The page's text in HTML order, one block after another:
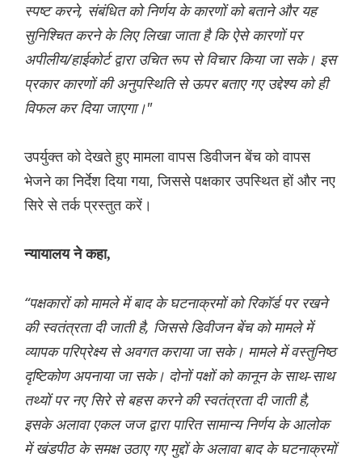
स्पष्ट करने, संबंधित को निर्णय के कारणों को बताने और यह
सुनिश्चित करने के लिए लिखा जाता है कि ऐसे कारणों पर
अपीलीय/हाईकोर्ट द्वारा उचित रूप से विचार किया जा सके। इस
प्रकार कारणों की अनुपस्थिति से ऊपर बताए गए उद्देश्य को ही
विफल कर दिया जाएगा।"
उपर्युक्त को देखते हुए मामला वापस डिवीजन बेंच को वापस
भेजने का निर्देश दिया गया, जिससे पक्षकार उपस्थित हों और नए
सिरे से तर्क प्रस्तुत करें।
न्यायालय ने कहा,
“पक्षकारों को मामले में बाद के घटनाक्रमों को रिकॉर्ड पर रखने
की स्वतंत्रता दी जाती है, जिससे डिवीजन बेंच को मामले में
व्यापक परिप्रेक्ष्य से अवगत कराया जा सके। मामले में वस्तुनिष्ठ
दृष्टिकोण अपनाया जा सके। दोनों पक्षों को कानून के साथ-साथ
तथ्यों पर नए सिरे से बहस करने की स्वतंत्रता दी जाती है,
इसके अलावा एकल जज द्वारा पारित सामान्य निर्णय के आलोक
में खंडपीठ के समक्ष उठाए गए मुद्दों के अलावा बाद के घटनाक्रमों